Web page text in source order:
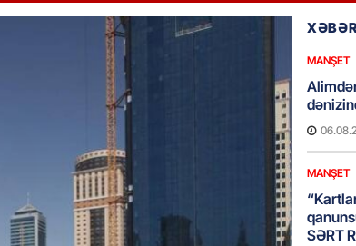
MANŞET
MANŞET
SƏRT